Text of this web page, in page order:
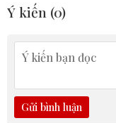
Ý kiến (0)
Gửi bình luận